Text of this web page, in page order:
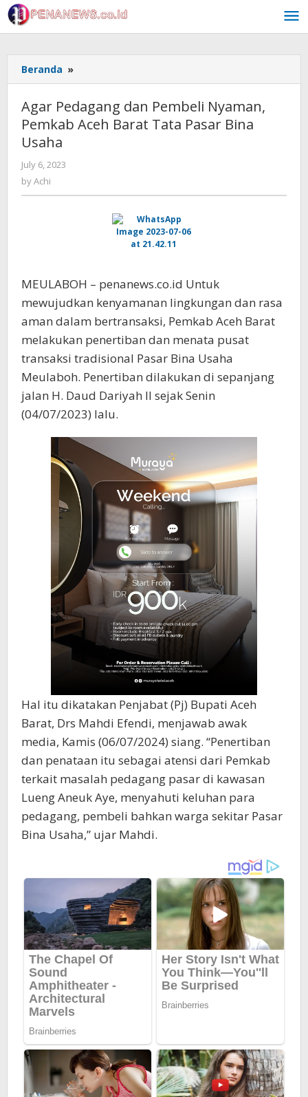
Skip
to
content
Beranda »
Pedagang
Pembeli
Nyaman,
Pasar
Agar Pedagang dan Pembeli Nyaman,
Pemkab Aceh Barat Tata Pasar Bina
Usaha
July 6, 2023
byAchi
MEULABOH – penanews.co.id Untuk
mewujudkan kenyamanan lingkungan dan rasa
aman dalam bertransaksi, Pemkab Aceh Barat
melakukan penertiban dan menata pusat
transaksi tradisional Pasar Bina Usaha
Meulaboh. Penertiban dilakukan di sepanjang
jalan H. Daud Dariyah II sejak Senin
(04/07/2023) lalu.
Hal itu dikatakan Penjabat (Pj) Bupati Aceh
Barat, Drs Mahdi Efendi, menjawab awak
media, Kamis (06/07/2024) siang. “Penertiban
dan penataan itu sebagai atensi dari Pemkab
terkait masalah pedagang pasar di kawasan
Lueng Aneuk Aye, menyahuti keluhan para
pedagang, pembeli bahkan warga sekitar Pasar
Bina Usaha,” ujar Mahdi.